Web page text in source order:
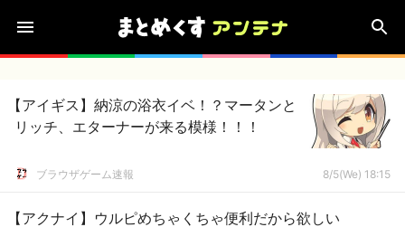
【アイギス】納涼の浴衣イベ！？マータンと
リッチ、エターナーが来る模様！！！
ブラウザゲーム速報 8/5(We) 18:15
【アクナイ】ウルピめちゃくちゃ便利だから欲しい